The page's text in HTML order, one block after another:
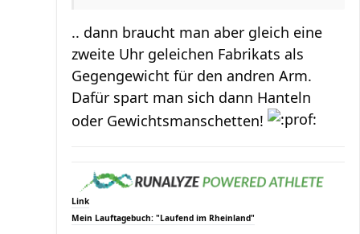
.. dann braucht man aber gleich eine
zweite Uhr geleichen Fabrikats als
Gegengewicht für den andren Arm.
Dafür spart man sich dann Hanteln
oder Gewichtsmanschetten!
Link
Mein Lauftagebuch: "Laufend im Rheinland"